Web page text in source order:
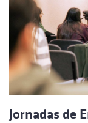
Jornadas de